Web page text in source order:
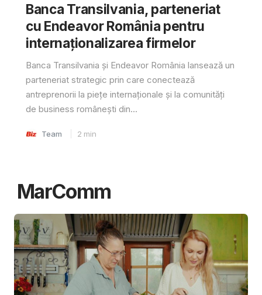
Banca Transilvania, parteneriat
cu Endeavor România pentru
internaționalizarea firmelor
Banca Transilvania și Endeavor România lansează un
parteneriat strategic prin care conectează
antreprenorii la piețe internaționale și la comunități
de business românești din...
Team 2 min
MarComm